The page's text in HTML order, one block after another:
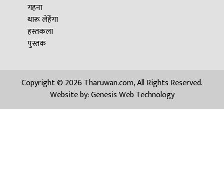
गहना
थारू लेहेँगा
हस्तकला
पुस्तक
Copyright © 2026 Tharuwan.com, All Rights Reserved.
Website by:Genesis Web Technology